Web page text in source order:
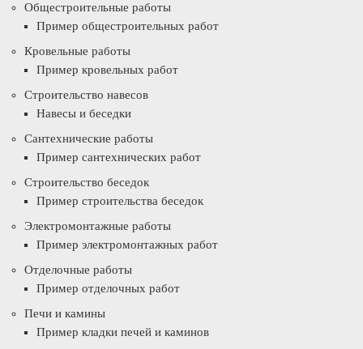
Общестроительные работы
Пример общестроительных работ
Кровельные работы
Пример кровельных работ
Строительство навесов
Навесы и беседки
Сантехнические работы
Пример сантехнических работ
Строительство беседок
Пример строительства беседок
Электромонтажные работы
Пример электромонтажных работ
Отделочные работы
Пример отделочных работ
Печи и камины
Пример кладки печей и каминов